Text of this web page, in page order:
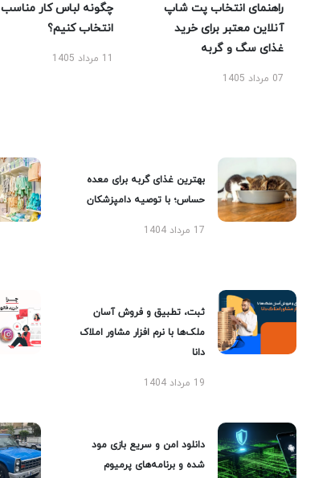
راهنمای انتخاب پت شاپ
آنلاین معتبر برای خرید
غذای سگ و گربه
07 مرداد 1405
چگونه لباس کار مناسب
انتخاب کنیم؟
11 مرداد 1405
بهترین غذای گربه برای معده
حساس؛ با توصیه دامپزشکان
17 مرداد 1404
ثبت، تطبیق و فروش آسان
ملک‌ها با نرم افزار مشاور املاک
دانا
19 مرداد 1404
دانلود امن و سریع بازی مود
شده و برنامه‌های پرمیوم